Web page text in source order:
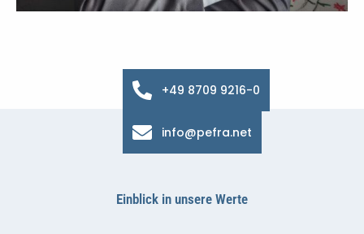
Einblick in unsere Werte
+49 8709 9216-0
info@pefra.net